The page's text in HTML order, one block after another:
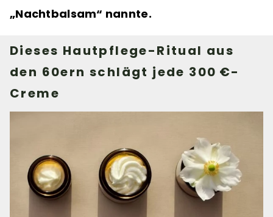
„Nachtbalsam“ nannte.
Dieses Hautpflege-Ritual aus
den 60ern schlägt jede 300 €-
Creme